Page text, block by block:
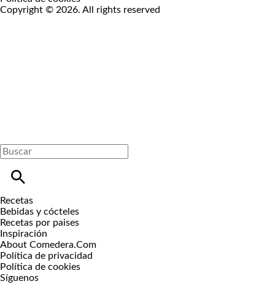
Copyright © 2026. All rights reserved
Recetas
Bebidas y cócteles
Recetas por paises
Inspiración
About Comedera.Com
Política de privacidad
Política de cookies
Síguenos